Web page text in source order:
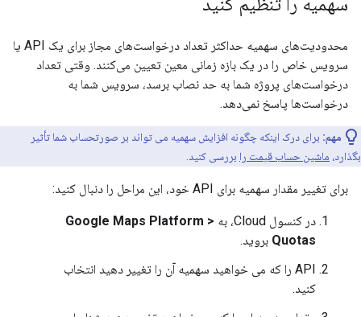
محدودیت‌های سهمیه حداکثر تعداد درخواست‌های مجاز برای یک API یا
سرویس خاص را در یک بازه زمانی معین تعیین می‌کنند. وقتی تعداد
درخواست‌های پروژه شما به حد نصاب برسد، سرویس شما به
درخواست‌ها پاسخ نمی‌دهد.
مهم: برای درک اینکه چگونه افزایش سهمیه می تواند بر صورتحساب شما تأثیر
بگذارد، ماشین حساب قیمت را بررسی کنید.
برای تغییر مقدار سهمیه برای API خود، این مراحل را دنبال کنید:
در کنسول Cloud، به
Google Maps Platform >
Quotas بروید.
API را که می خواهید سهمیه آن را تغییر دهید انتخاب
کنید.